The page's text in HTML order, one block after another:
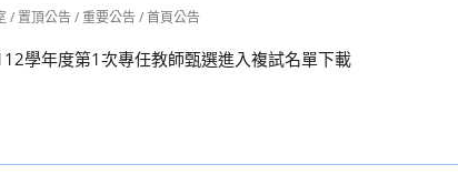
/ 置頂公告/重要公告/首頁公告
學年度第1次專任教師甄選進入複試名單下載